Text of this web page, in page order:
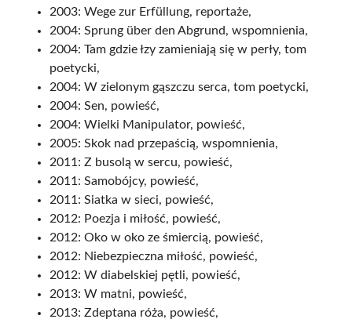
2003: Wege zur Erfüllung, reportaże,
2004: Sprung über den Abgrund, wspomnienia,
2004: Tam gdzie łzy zamieniają się w perły, tom
poetycki,
2004: W zielonym gąszczu serca, tom poetycki,
2004: Sen, powieść,
2004: Wielki Manipulator, powieść,
2005: Skok nad przepaścią, wspomnienia,
2011: Z busolą w sercu, powieść,
2011: Samobójcy, powieść,
2011: Siatka w sieci, powieść,
2012: Poezja i miłość, powieść,
2012: Oko w oko ze śmiercią, powieść,
2012: Niebezpieczna miłość, powieść,
2012: W diabelskiej pętli, powieść,
2013: W matni, powieść,
2013: Zdeptana róża, powieść,